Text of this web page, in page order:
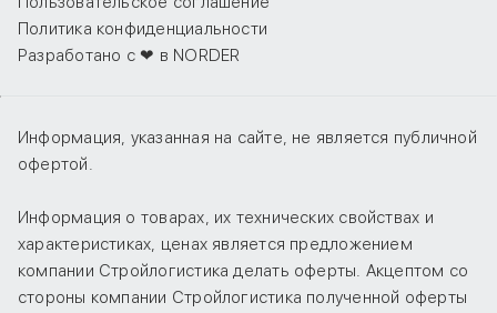
Политика конфиденциальности
Разработано с ❤ в NORDER
Информация, указанная на сайте, не является публичной
офертой.
Информация о товарах, их технических свойствах и
характеристиках, ценах является предложением
компании Стройлогистика делать оферты. Акцептом со
стороны компании Стройлогистика полученной оферты